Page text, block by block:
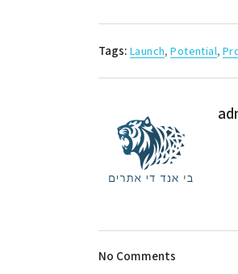
Tags: Launch, Potential,
No Comments